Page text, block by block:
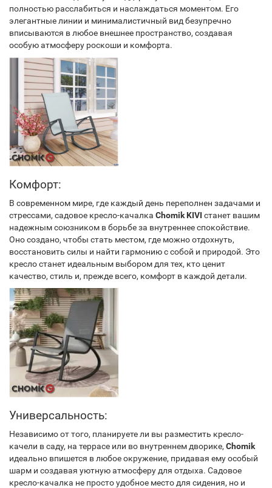
полностью расслабиться и наслаждаться моментом. Его
элегантные линии и минималистичный вид безупречно
вписываются в любое внешнее пространство, создавая
особую атмосферу роскоши и комфорта.
Комфорт:
В современном мире, где каждый день переполнен задачами и
стрессами, садовое кресло-качалка Chomik KIVI станет вашим
надежным союзником в борьбе за внутреннее спокойствие.
Оно создано, чтобы стать местом, где можно отдохнуть,
восстановить силы и найти гармонию с собой и природой. Это
кресло станет идеальным выбором для тех, кто ценит
качество, стиль и, прежде всего, комфорт в каждой детали.
Универсальность:
Независимо от того, планируете ли вы разместить кресло-
качели в саду, на террасе или во внутреннем дворике, Chomik
идеально впишется в любое окружение, придавая ему особый
шарм и создавая уютную атмосферу для отдыха. Садовое
кресло-качалка не просто удобное место для сидения, но и